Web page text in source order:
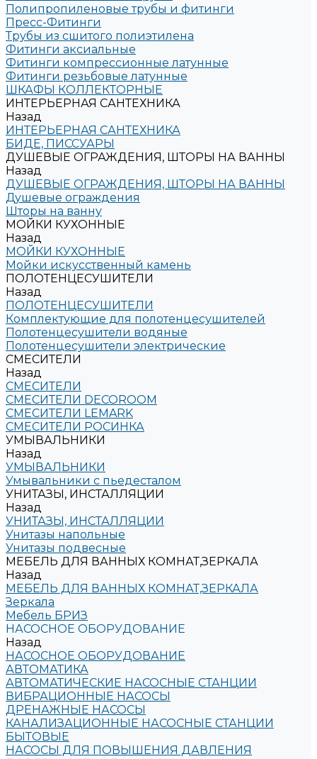
Полипропиленовые трубы и фитинги
Пресс-Фитинги
Трубы из сшитого полиэтилена
Фитинги аксиальные
Фитинги компрессионные латунные
Фитинги резьбовые латунные
ШКАФЫ КОЛЛЕКТОРНЫЕ
ИНТЕРЬЕРНАЯ САНТЕХНИКА
Назад
ИНТЕРЬЕРНАЯ САНТЕХНИКА
БИДЕ, ПИССУАРЫ
ДУШЕВЫЕ ОГРАЖДЕНИЯ, ШТОРЫ НА ВАННЫ
Назад
ДУШЕВЫЕ ОГРАЖДЕНИЯ, ШТОРЫ НА ВАННЫ
Душевые ограждения
Шторы на ванну
МОЙКИ КУХОННЫЕ
Назад
МОЙКИ КУХОННЫЕ
Мойки искусственный камень
ПОЛОТЕНЦЕСУШИТЕЛИ
Назад
ПОЛОТЕНЦЕСУШИТЕЛИ
Комплектующие для полотенцесушителей
Полотенцесушители водяные
Полотенцесушители электрические
СМЕСИТЕЛИ
Назад
СМЕСИТЕЛИ
СМЕСИТЕЛИ DECOROOM
СМЕСИТЕЛИ LEMARK
СМЕСИТЕЛИ РОСИНКА
УМЫВАЛЬНИКИ
Назад
УМЫВАЛЬНИКИ
Умывальники с пьедесталом
УНИТАЗЫ, ИНСТАЛЛЯЦИИ
Назад
УНИТАЗЫ, ИНСТАЛЛЯЦИИ
Унитазы напольные
Унитазы подвесные
МЕБЕЛЬ ДЛЯ ВАННЫХ КОМНАТ,ЗЕРКАЛА
Назад
МЕБЕЛЬ ДЛЯ ВАННЫХ КОМНАТ,ЗЕРКАЛА
Зеркала
Мебель БРИЗ
НАСОСНОЕ ОБОРУДОВАНИЕ
Назад
НАСОСНОЕ ОБОРУДОВАНИЕ
АВТОМАТИКА
АВТОМАТИЧЕСКИЕ НАСОСНЫЕ СТАНЦИИ
ВИБРАЦИОННЫЕ НАСОСЫ
ДРЕНАЖНЫЕ НАСОСЫ
КАНАЛИЗАЦИОННЫЕ НАСОСНЫЕ СТАНЦИИ
БЫТОВЫЕ
НАСОСЫ ДЛЯ ПОВЫШЕНИЯ ДАВЛЕНИЯ